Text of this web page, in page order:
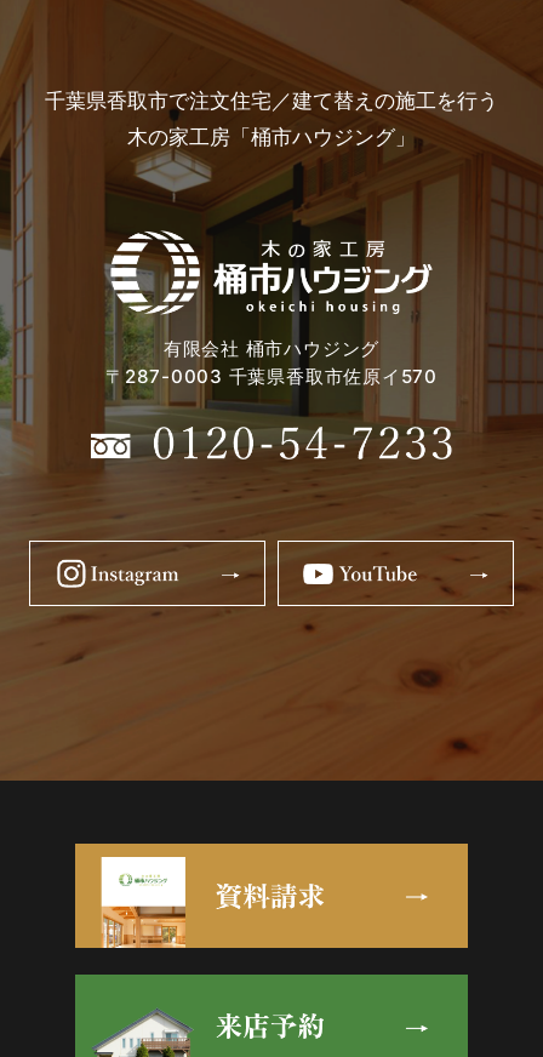
千葉県香取市で注文住宅／建て替えの施工を行う
木の家工房「桶市ハウジング」
有限会社 桶市ハウジング
〒287-0003 千葉県香取市佐原イ570